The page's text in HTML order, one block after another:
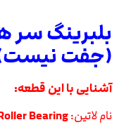
بلبرینگ سر
(جفت نیست) سری
آشنایی با این قطعه:
نام لاتین:Bearing